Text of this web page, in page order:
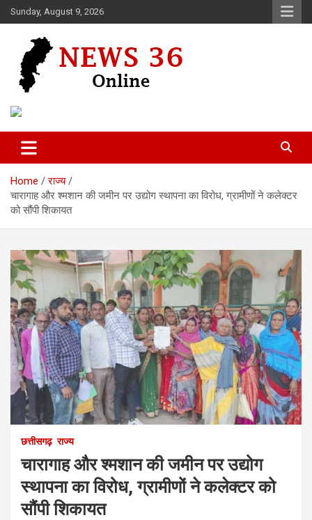
Skip
to
Sunday, August 9, 2026
News 36
Home
राज्य
चारागाह और श्मशान की जमीन पर उद्योग स्थापना का विरोध, ग्रामीणों ने कलेक्टर
को सौंपी शिकायत
छत्तीसगढ़ राज्य
चारागाह और श्मशान की जमीन पर उद्योग
स्थापना का विरोध, ग्रामीणों ने कलेक्टर को
सौंपी शिकायत